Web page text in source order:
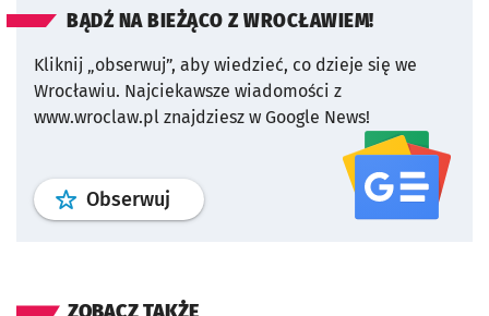
BĄDŹ NA BIEŻĄCO Z WROCŁAWIEM!
Kliknij „obserwuj”, aby wiedzieć, co dzieje się we
Wrocławiu. Najciekawsze wiadomości z
www.wroclaw.pl znajdziesz w Google News!
Obserwuj profil serwisu